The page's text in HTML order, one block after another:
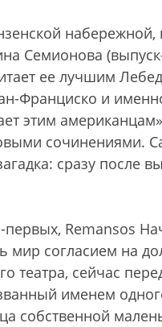
набережной,
Семионова
ее лучшим
Франциско и
этим
сочинениями.
сразу после
Remansos
согласием на
театра, сейчас
именем
собственной